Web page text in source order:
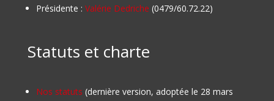
Présidente : Valérie Dedriche (0479/60.72.22)
Statuts et charte
Nos statuts (dernière version, adoptée le 28 mars